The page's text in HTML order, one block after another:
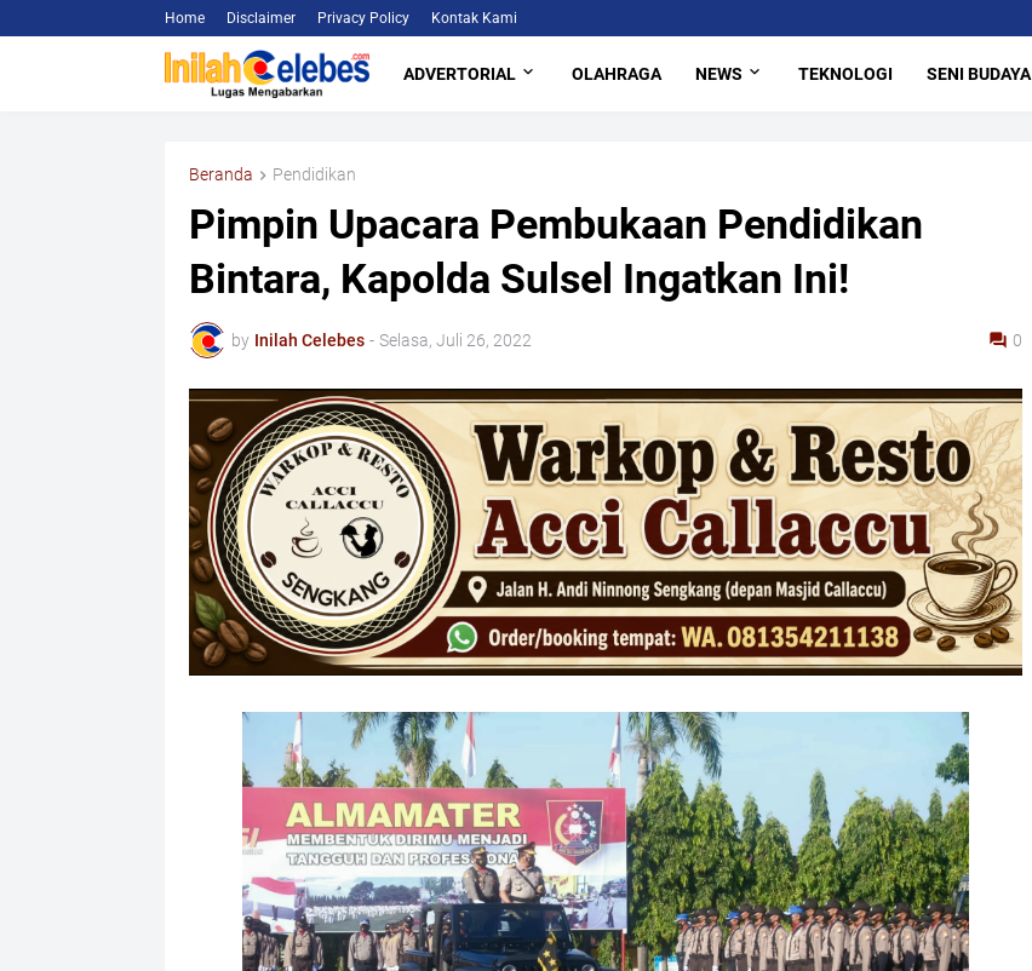
Home Disclaimer Privacy Policy Kontak Kami
ADVERTORIAL OLAHRAGA NEWS TEKNOLOGI SENI BUDAYA
Beranda Pendidikan
Pimpin Upacara Pembukaan Pendidikan
Bintara, Kapolda Sulsel Ingatkan Ini!
by Inilah Celebes - Selasa, Juli 26, 2022 0